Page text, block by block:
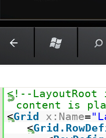
<!--
content is
<Grid x:Name=
<